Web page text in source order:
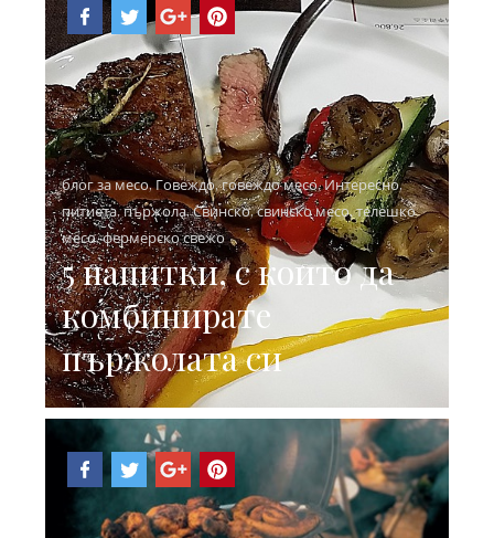
блог за месо,Говеждо,говеждо месо,Интересно,
питиета,пържола,Свинско,свинско месо,телешко
месо,фермерско свежо
5 напитки, с които да
комбинирате
пържолата си